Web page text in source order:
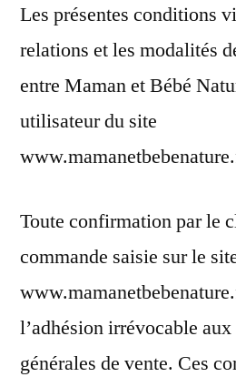
Les présentes conditions
relations et les modalités
entre Maman et Bébé
utilisateur du site
Toute confirmation par le
commande saisie sur le
l’adhésion irrévocable
générales de vente. Ces